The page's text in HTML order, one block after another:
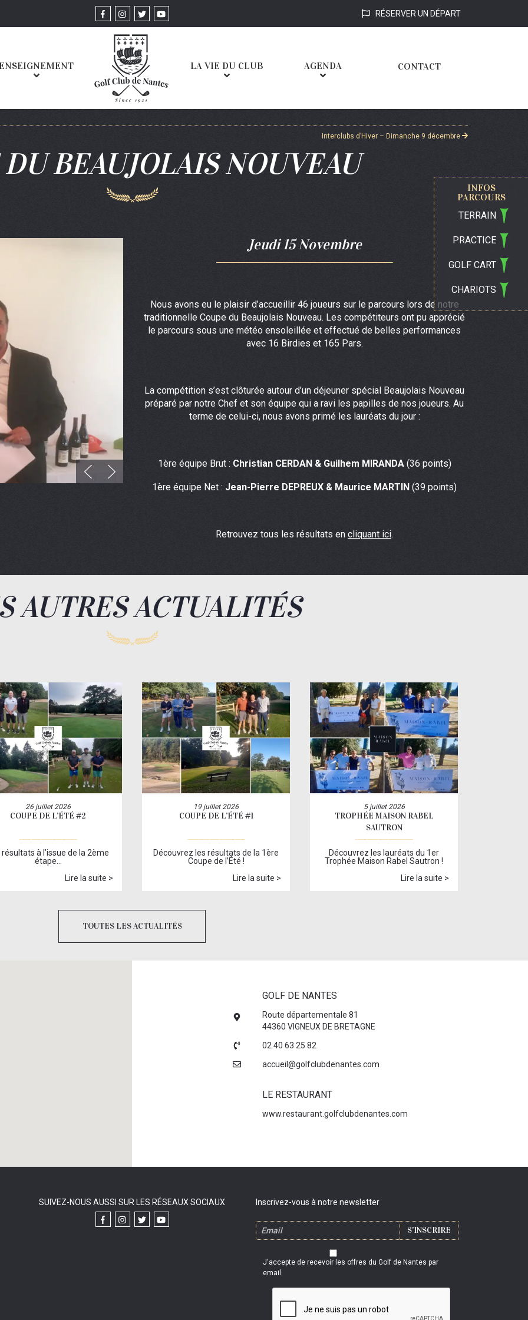
RÉSERVER UN DÉPART
LA VIE DU CLUB AGENDA CONTACT
INFOS
PARCOURS
TERRAIN
PRACTICE
GOLF CART
CHARIOTS
Interclubs d’Hiver – Dimanche 9 décembre
BEAUJOLAIS NOUVEAU
Jeudi 15 Novembre
Nous avons eu le plaisir d’accueillir 46 joueurs sur le parcours lors de notre
traditionnelle Coupe du Beaujolais Nouveau. Les compétiteurs ont pu apprécié
le parcours sous une météo ensoleillée et effectué de belles performances
avec 16 Birdies et 165 Pars.
La compétition s’est clôturée autour d’un déjeuner spécial Beaujolais Nouveau
préparé par notre Chef et son équipe qui a ravi les papilles de nos joueurs. Au
terme de celui-ci, nous avons primé les lauréats du jour :
1ère équipe Brut : Christian CERDAN & Guilhem MIRANDA(36 points)
1ère équipe Net : Jean-Pierre DEPREUX & Maurice MARTIN (39 points)
Retrouvez tous les résultats en cliquant ici.
AUTRES ACTUALITÉS
26 juillet 2026
COUPE DE L’ÉTÉ #2
résultats à l’issue de la 2ème
étape…
Lire la suite >
19 juillet 2026
COUPE DE L’ÉTÉ #1
Découvrez les résultats de la 1ère
Coupe de l’Été !
Lire la suite >
5 juillet 2026
TROPHÉE MAISON RABEL
SAUTRON
Découvrez les lauréats du 1er
Trophée Maison Rabel Sautron !
Lire la suite >
TOUTES LES ACTUALITÉS
GOLF DE NANTES
Route départementale 81
44360 VIGNEUX DE BRETAGNE
02 40 63 25 82
accueil@golfclubdenantes.com
LE RESTAURANT
www.restaurant.golfclubdenantes.com
SUIVEZ-NOUS AUSSI SUR LES RÉSEAUX SOCIAUX Inscrivez-vous à notre newsletter
J'accepte de recevoir les offres du Golf de Nantes par
email